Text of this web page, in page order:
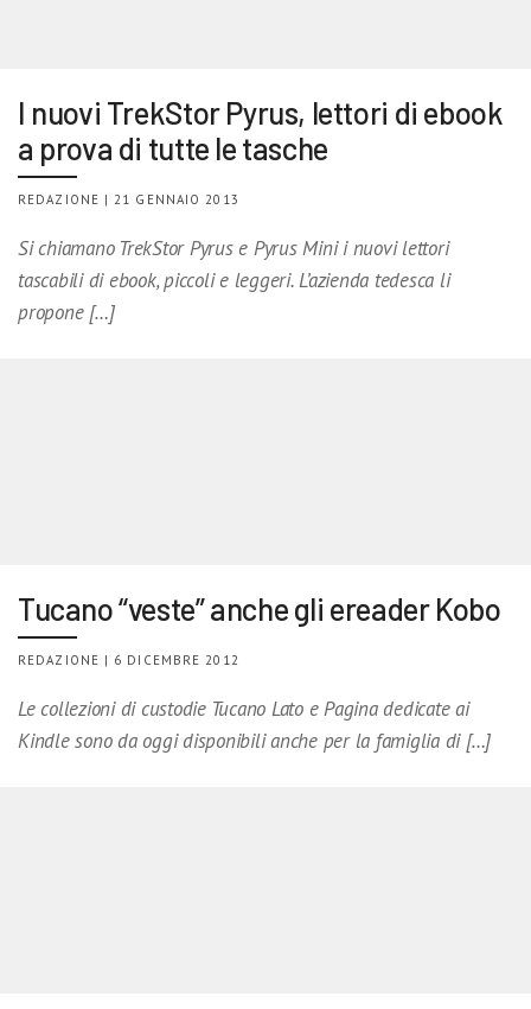
I nuovi TrekStor Pyrus, lettori di ebook
a prova di tutte le tasche
REDAZIONE | 21 GENNAIO 2013
Si chiamano TrekStor Pyrus e Pyrus Mini i nuovi lettori
tascabili di ebook, piccoli e leggeri. L’azienda tedesca li
propone […]
Tucano “veste” anche gli ereader Kobo
REDAZIONE | 6 DICEMBRE 2012
Le collezioni di custodie Tucano Lato e Pagina dedicate ai
Kindle sono da oggi disponibili anche per la famiglia di […]